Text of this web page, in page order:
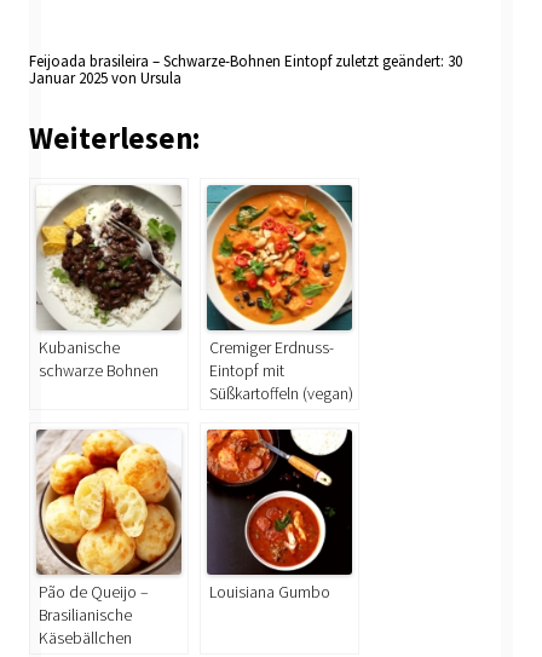
Feijoada brasileira – Schwarze-Bohnen Eintopfzuletzt geändert: 30
Januar 2025von Ursula
Weiterlesen:
Kubanische
schwarze Bohnen
Cremiger Erdnuss-
Eintopf mit
Süßkartoffeln (vegan)
Pão de Queijo –
Brasilianische
Käsebällchen
Louisiana Gumbo